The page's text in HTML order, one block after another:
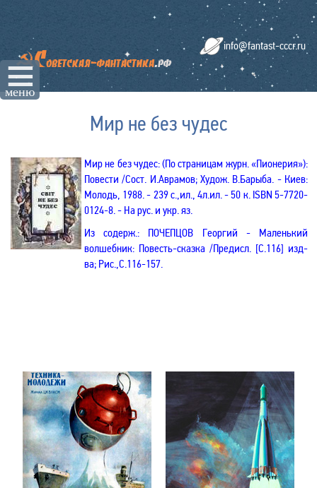
☰
меню
info@fantast-cccr.ru
Мир не без чудес
Мир не без чудес: (По страницам журн. «Пионерия»):
Повести /Сост. И.Аврамов; Худож. В.Барыба. - Киев:
Молодь, 1988. - 239 с.,ил., 4л.ил. - 50 к. ISBN 5-7720-
0124-8.- На рус. и укр. яз.
Из содерж.: ПОЧЕПЦОВ Георгий - Маленький
волшебник: Повесть-сказка /Предисл. [С.116] изд-
ва; Рис.,С.116-157.